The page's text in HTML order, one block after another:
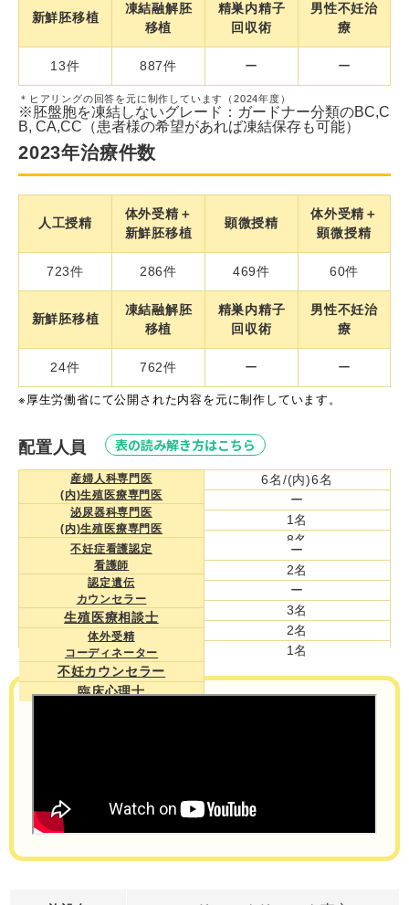
新鮮胚移植
凍結融解胚
移植
精巣内精子
回収術
男性不妊治
療
13件 887件 ー ー
＊ヒアリングの回答を元に制作しています（2024年度）
※胚盤胞を凍結しないグレード：ガードナー分類のBC,C
B, CA,CC（患者様の希望があれば凍結保存も可能）
2023年治療件数
人工授精
体外受精＋
新鮮胚移植
顕微授精
体外受精＋
顕微授精
723件 286件 469件 60件
新鮮胚移植
凍結融解胚
移植
精巣内精子
回収術
男性不妊治
療
24件 762件 ー ー
※ 厚生労働省にて公開された内容を元に制作しています。
配置人員 表の読み解き方はこちら
産婦人科専門医
(内)生殖医療専門医
泌尿器科専門医
(内)生殖医療専門医
臨床遺伝専門医
胚培養士
管理胚培養士
看護師
6名/(内)6名
ー
1名
8名
ー
10名
不妊症看護認定
看護師
認定遺伝
カウンセラー
生殖医療相談士
体外受精
コーディネーター
不妊カウンセラー
臨床心理士
ー
2名
ー
3名
2名
1名